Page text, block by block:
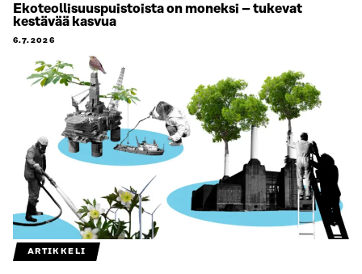
Ekoteollisuuspuistoista on moneksi – tukevat
kestävää kasvua
6.7.2026
ARTIKKELI